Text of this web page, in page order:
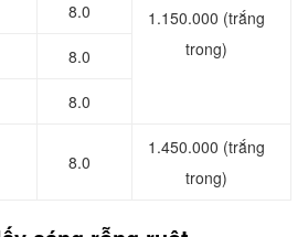
1.150.000 (trắng
trong)
8.0
8.0
8.0
8.0
1.450.000 (trắng
trong)